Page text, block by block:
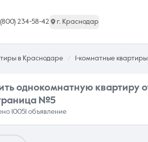
234-58-42 г. Краснодар
в Краснодаре 1-комнатные квартиры
№5
10051 объявление